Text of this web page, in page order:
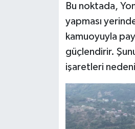
Bu noktada,
yapması
kamuoyuyla
güçlendirir.
işaretleri nedeni